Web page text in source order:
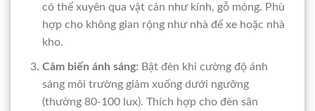
có thể xuyên qua vật cản như kính, gỗ mỏng. Phù
hợp cho không gian rộng như nhà để xe hoặc nhà
kho.
Cảm biến ánh sáng: Bật đèn khi cường độ ánh
sáng môi trường giảm xuống dưới ngưỡng
(thường 80-100 lux). Thích hợp cho đèn sân